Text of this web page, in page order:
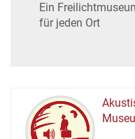
Ein
für jeden Ort